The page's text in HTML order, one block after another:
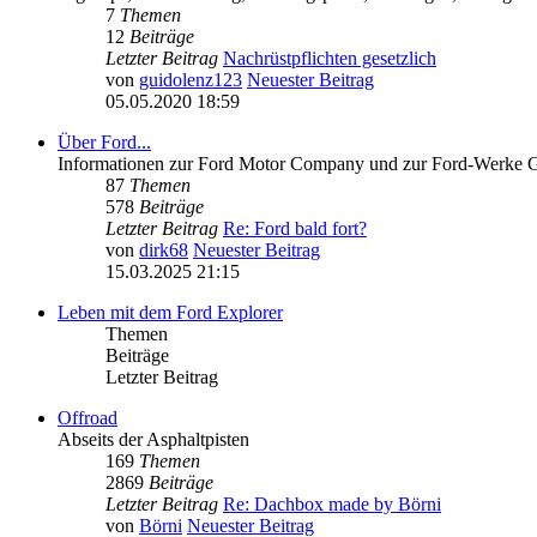
7 Themen
12 Beiträge
Letzter Beitrag Nachrüstpflichten gesetzlich
von guidolenz123 Neuester Beitrag
05.05.2020 18:59
Über Ford...
Informationen zur Ford Motor Company und zur Ford-Werke
87 Themen
578 Beiträge
Letzter Beitrag Re: Ford bald fort?
von dirk68 Neuester Beitrag
15.03.2025 21:15
Leben mit dem Ford Explorer
Themen
Beiträge
Letzter Beitrag
Offroad
Abseits der Asphaltpisten
169 Themen
2869 Beiträge
Letzter Beitrag Re: Dachbox made by Börni
von Börni Neuester Beitrag